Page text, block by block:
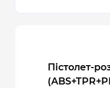
Пістолет-